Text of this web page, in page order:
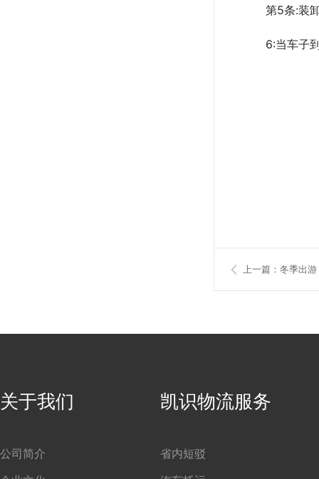
第5条:装
6:当车子
上一篇：冬季出游
关于我们
公司简介
凯识物流服务
省内短驳